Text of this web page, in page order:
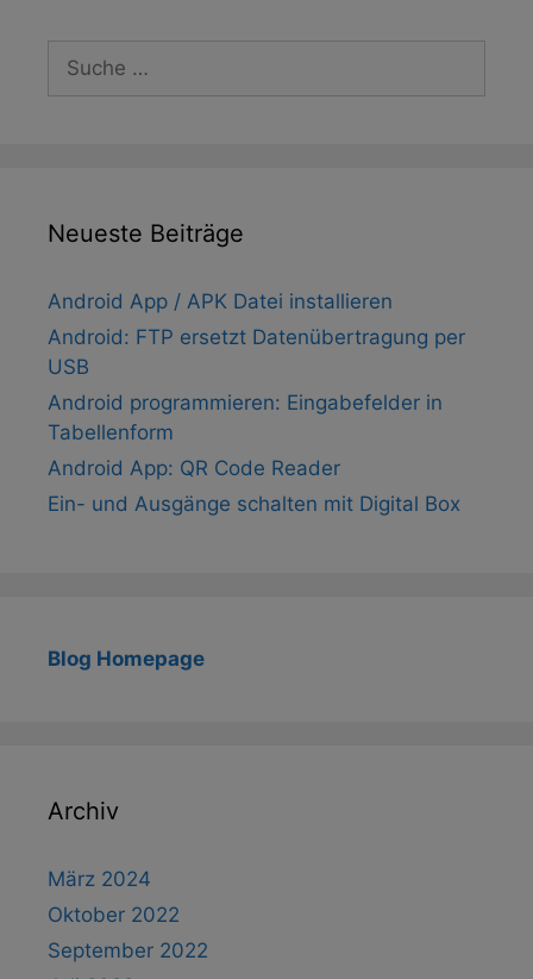
Suche
Neueste Beiträge
Android App / APK Datei installieren
Android: FTP ersetzt Datenübertragung per
USB
Android programmieren: Eingabefelder in
Tabellenform
Android App: QR Code Reader
Ein- und Ausgänge schalten mit Digital Box
Blog Homepage
Archiv
März 2024
Oktober 2022
September 2022